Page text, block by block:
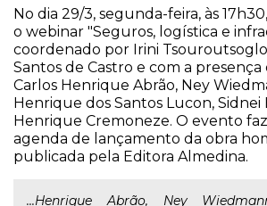
No dia 29/3, segunda-feira, às
o webinar "Seguros, logística e
coordenado por Irini
Santos de Castro e com a
Carlos Henrique Abrão, Ney
Henrique dos Santos Lucon,
Henrique Cremoneze. O evento
agenda de lançamento da obra
publicada pela Editora Almedina.
...Henrique Abrão, Ney